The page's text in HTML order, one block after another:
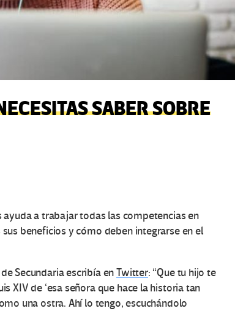
SABER SOBRE
a trabajar todas las competencias en
beneficios y cómo deben integrarse en el
Secundaria escribía enTwitter: “Que tu hijo te
XIV de ‘esa señora que hace la historia tan
una ostra. Ahí lo tengo, escuchándolo